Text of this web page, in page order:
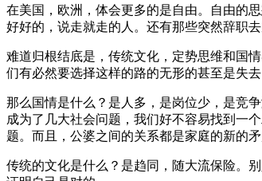
在美国，欧洲，体会更多的是自由。自由的
好好的，说走就走的人。还有那些突然辞职
难道归根结底是，传统文化，定势思维和国
们有必然要选择这样的路的无形的甚至是失去
那么国情是什么？是人多，是岗位少，是竞
成为了几大社会问题，我们好不容易找到一
题。而且，公婆之间的关系都是家庭的新的
传统的文化是什么？是趋同，随大流保险。